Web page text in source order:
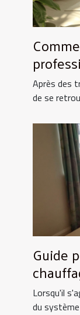
Après des
de se
Guide
pour
Lorsqu'il
du